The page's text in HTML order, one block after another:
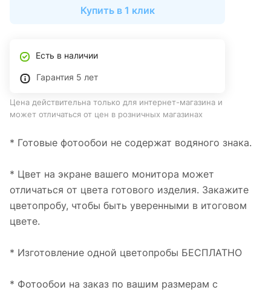
Купить в 1 клик
Есть в наличии
Гарантия 5 лет
Цена действительна только для интернет-магазина и
может отличаться от цен в розничных магазинах
* Готовые фотообои не содержат водяного знака.
* Цвет на экране вашего монитора может
отличаться от цвета готового изделия. Закажите
цветопробу, чтобы быть уверенными в итоговом
цвете.
* Изготовление одной цветопробы БЕСПЛАТНО
* Фотообои на заказ по вашим размерам с